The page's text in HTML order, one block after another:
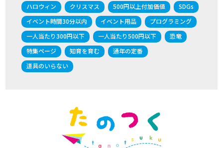
ハロウィン
クリスマス 500円以上付加価値
SDGs
イベント時間30分以内
イベント用品
プログラミング
一人当たり300円以下
一人当たり500円以下
恐竜
特集ページ
知育を育む
通年の定番
道具のいらない